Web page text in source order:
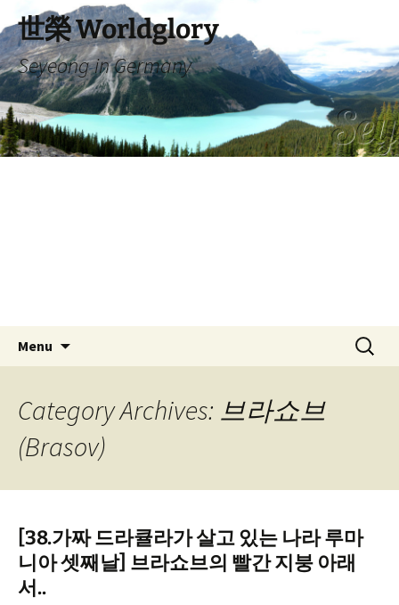
to
content
世榮 Worldglory
Seyeong in Germany
Menu
Search
for:
Category Archives: 브라쇼브
(Brasov)
[38.가짜 드라큘라가 살고 있는 나라 루마
니아 셋째날] 브라쇼브의 빨간 지붕 아래
서..